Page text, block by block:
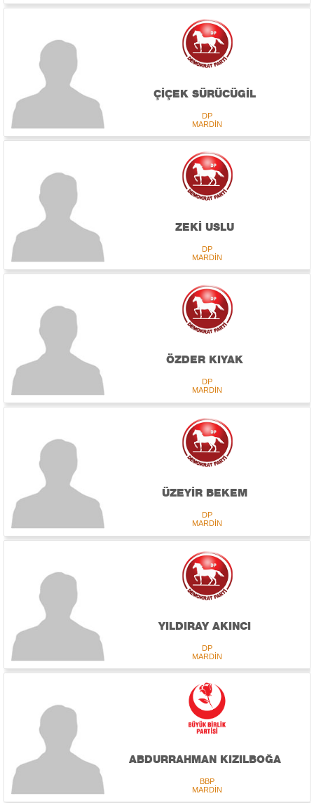
ÇİÇEK SÜRÜCÜGİL
DP
MARDİN
ZEKİ USLU
DP
MARDİN
ÖZDER KIYAK
DP
MARDİN
ÜZEYİR BEKEM
DP
MARDİN
YILDIRAY AKINCI
DP
MARDİN
ABDURRAHMAN KIZILBOĞA
BBP
MARDİN